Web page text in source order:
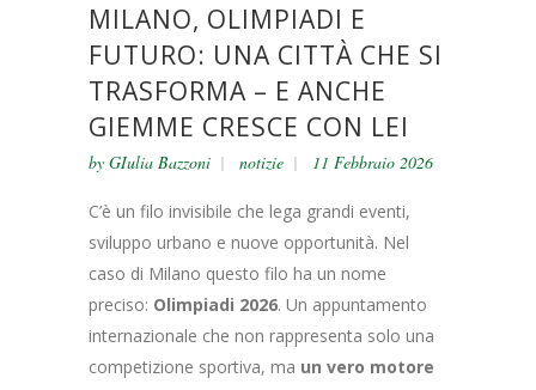
MILANO, OLIMPIADI E
FUTURO: UNA CITTÀ CHE SI
TRASFORMA – E ANCHE
GIEMME CRESCE CON LEI
by GIulia Bazzoni notizie 11 Febbraio 2026
C’è un filo invisibile che lega grandi eventi,
sviluppo urbano e nuove opportunità. Nel
caso di Milano questo filo ha un nome
preciso: Olimpiadi 2026. Un appuntamento
internazionale che non rappresenta solo una
competizione sportiva, ma un vero motore